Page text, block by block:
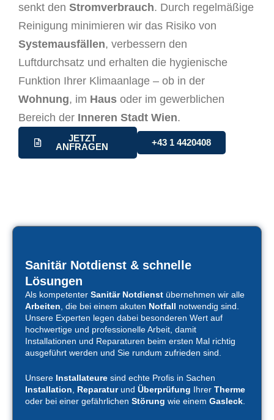
senkt den Stromverbrauch. Durch regelmäßige
Reinigung minimieren wir das Risiko von
Systemausfällen, verbessern den
Luftdurchsatz und erhalten die hygienische
Funktion Ihrer Klimaanlage – ob in der
Wohnung, im Haus oder im gewerblichen
Bereich der Inneren Stadt Wien.
JETZT
ANFRAGEN
+43 1 4420408
Sanitär Notdienst & schnelle
Lösungen
Als kompetenter Sanitär Notdienst übernehmen wir alle
Arbeiten , die bei einem akuten Notfall notwendig sind.
Unsere Experten legen dabei besonderen Wert auf
hochwertige und professionelle Arbeit, damit
Installationen und Reparaturen beim ersten Mal richtig
ausgeführt werden und Sie rundum zufrieden sind.
Unsere Installateure sind echte Profis in Sachen
Installation
Reparaturund Überprüfung Ihrer Therme
oder bei einer gefährlichen Störung wie einem Gasleck